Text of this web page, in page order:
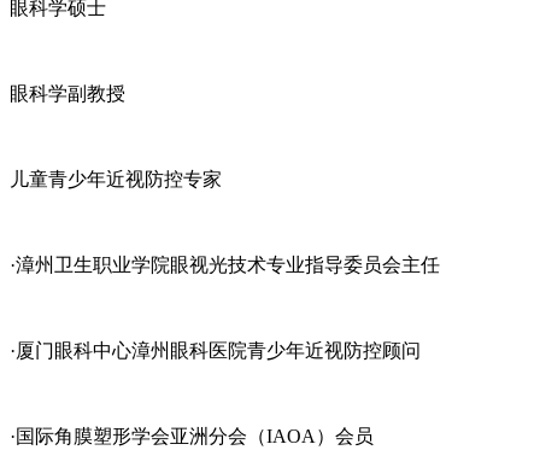
眼科学硕士
眼科学副教授
儿童青少年近视防控专家
·漳州卫生职业学院眼视光技术专业指导委员会主任
·厦门眼科中心漳州眼科医院青少年近视防控顾问
·国际角膜塑形学会亚洲分会（IAOA）会员